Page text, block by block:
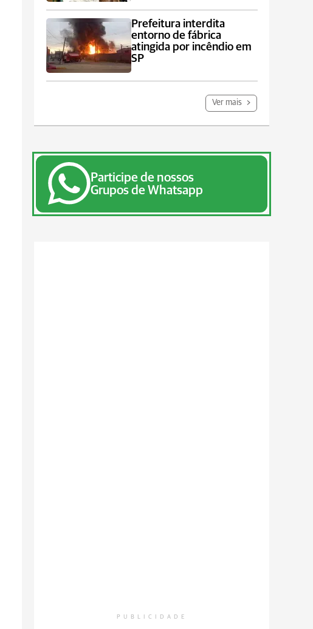
Prefeitura interdita
entorno de fábrica
atingida por incêndio em
SP
Ver mais
Participe de nossos
Grupos de Whatsapp
PUBLICIDADE